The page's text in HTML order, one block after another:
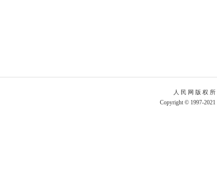
人 民 网 版 权
Copyright © 1997-2021